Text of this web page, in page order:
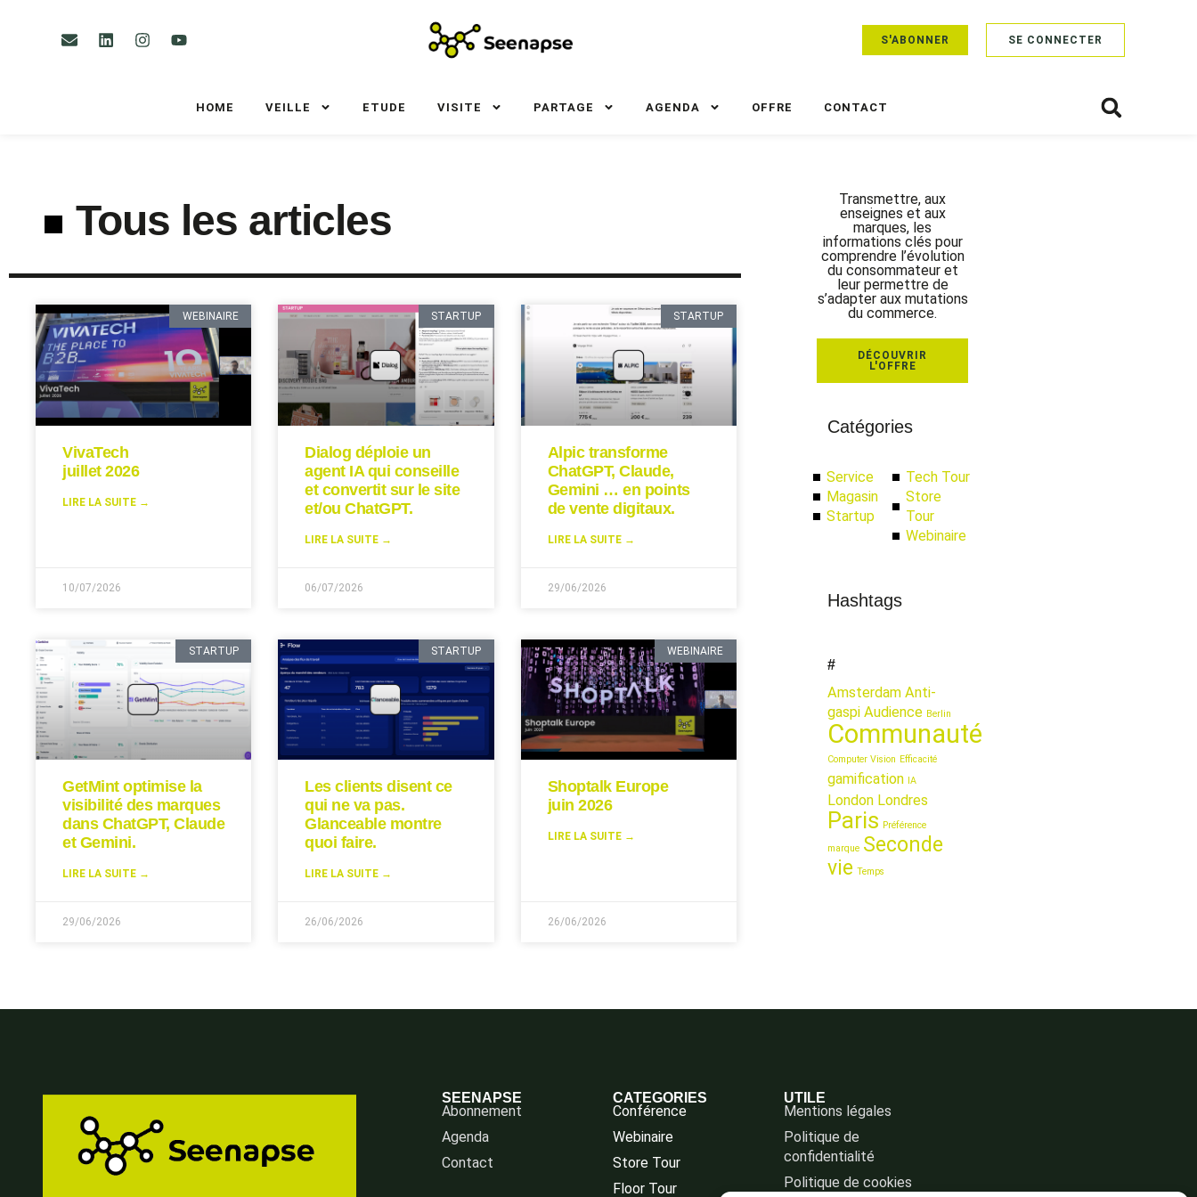
S'ABONNER SE CONNECTER
HOME VEILLE ETUDE VISITE PARTAGE AGENDA OFFRE CONTACT
Tous les articles
WEBINAIRE
VivaTech
juillet 2026
LIRE LA SUITE →
10/07/2026
STARTUP
Dialog déploie un
agent IA qui conseille
et convertit sur le site
et/ou ChatGPT.
LIRE LA SUITE →
06/07/2026
STARTUP
Alpic transforme
ChatGPT, Claude,
Gemini … en points
de vente digitaux.
LIRE LA SUITE →
29/06/2026
STARTUP
GetMint optimise la
visibilité des marques
dans ChatGPT, Claude
et Gemini.
LIRE LA SUITE →
29/06/2026
STARTUP
Les clients disent ce
qui ne va pas.
Glanceable montre
quoi faire.
LIRE LA SUITE →
26/06/2026
WEBINAIRE
Shoptalk Europe
juin 2026
LIRE LA SUITE →
26/06/2026
Transmettre, aux
enseignes et aux
marques, les
informations clés pour
comprendre l’évolution
du consommateur et
leur permettre de
s’adapter aux mutations
du commerce.
DÉCOUVRIR
L'OFFRE
Catégories
Service
Magasin
Startup
Tech Tour
Store
Tour
Webinaire
Hashtags
#
Amsterdam Anti-
gaspi Audience Berlin
Communauté
Computer Vision Efficacité
gamification IA
London Londres
Paris Préférence
marque Seconde
vie Temps
SEENAPSE
Abonnement
Agenda
Contact
CATEGORIES
Conférence
Webinaire
Store Tour
Floor Tour
UTILE
Mentions légales
Politique de
confidentialité
Politique de cookies